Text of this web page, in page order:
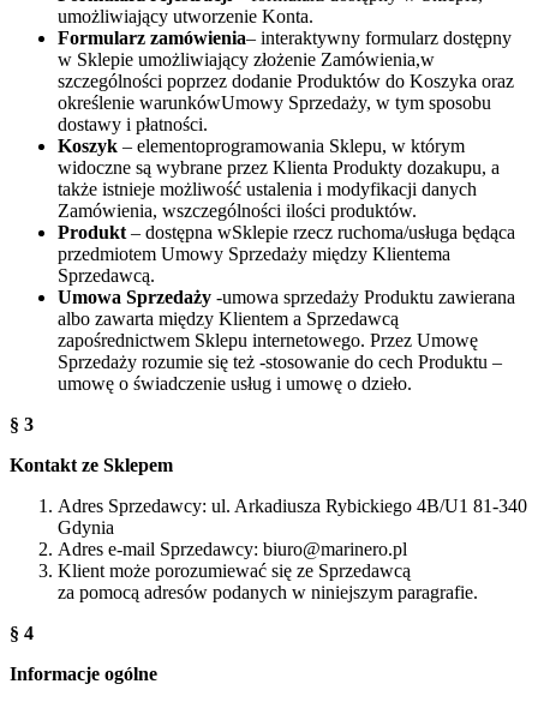
umożliwiający utworzenie Konta.
Formularz zamówienia– interaktywny formularz dostępny
w Sklepie umożliwiający złożenie Zamówienia,w
szczególności poprzez dodanie Produktów do Koszyka oraz
określenie warunkówUmowy Sprzedaży, w tym sposobu
dostawy i płatności.
Koszyk – elementoprogramowania Sklepu, w którym
widoczne są wybrane przez Klienta Produkty dozakupu, a
także istnieje możliwość ustalenia i modyfikacji danych
Zamówienia, wszczególności ilości produktów.
Produkt – dostępna wSklepie rzecz ruchoma/usługa będąca
przedmiotem Umowy Sprzedaży między Klientema
Sprzedawcą.
Umowa Sprzedaży -umowa sprzedaży Produktu zawierana
albo zawarta między Klientem a Sprzedawcą
zapośrednictwem Sklepu internetowego. Przez Umowę
Sprzedaży rozumie się też -stosowanie do cech Produktu –
umowę o świadczenie usług i umowę o dzieło.
§ 3
Kontakt ze Sklepem
Adres Sprzedawcy: ul. Arkadiusza Rybickiego 4B/U1 81-340
Gdynia
Adres e-mail Sprzedawcy: biuro@marinero.pl
Klient może porozumiewać się ze Sprzedawcą
za pomocą adresów podanych w niniejszym paragrafie.
§ 4
Informacje ogólne